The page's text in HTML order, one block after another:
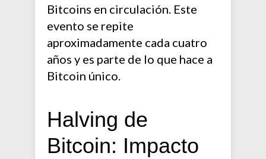
Bitcoins en circulación. Este
evento se repite
aproximadamente cada cuatro
años y es parte de lo que hace a
Bitcoin único.
Halving de
Bitcoin: Impacto